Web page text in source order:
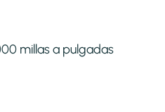
millas a pulgadas